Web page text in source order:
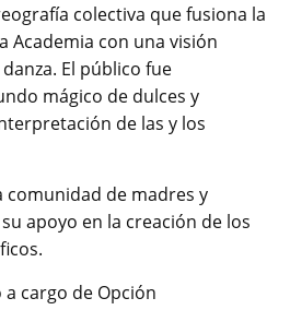
colectiva que fusiona la
Academia con una visión
El público fue
mágico de dulces y
de las y los
comunidad de madres y
apoyo en la creación de los
cargo de Opción